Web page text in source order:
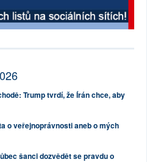
Trump tvrdí, že Írán chce, aby
o veřejnoprávnosti aneb o mých
šanci dozvědět se pravdu o